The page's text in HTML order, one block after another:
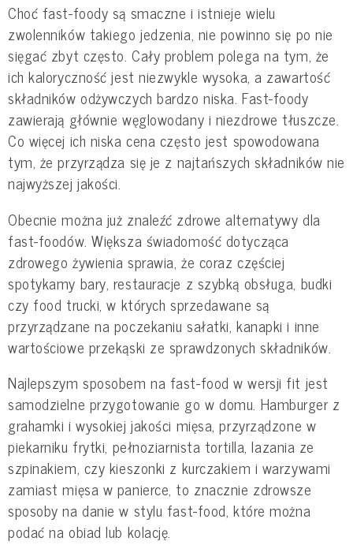
Choć fast-foody są smaczne i istnieje wielu
zwolenników takiego jedzenia, nie powinno się po nie
sięgać zbyt często. Cały problem polega na tym, że
ich kaloryczność jest niezwykle wysoka, a zawartość
składników odżywczych bardzo niska. Fast-foody
zawierają głównie węglowodany i niezdrowe tłuszcze.
Co więcej ich niska cena często jest spowodowana
tym, że przyrządza się je z najtańszych składników nie
najwyższej jakości.
Obecnie można już znaleźć zdrowe alternatywy dla
fast-foodów. Większa świadomość dotycząca
zdrowego żywienia sprawia, że coraz częściej
spotykamy bary, restauracje z szybką obsługa, budki
czy food trucki, w których sprzedawane są
przyrządzane na poczekaniu sałatki, kanapki i inne
wartościowe przekąski ze sprawdzonych składników.
Najlepszym sposobem na fast-food w wersji fit jest
samodzielne przygotowanie go w domu. Hamburger z
grahamki i wysokiej jakości mięsa, przyrządzone w
piekarniku frytki, pełnoziarnista tortilla, lazania ze
szpinakiem, czy kieszonki z kurczakiem i warzywami
zamiast mięsa w panierce, to znacznie zdrowsze
sposoby na danie w stylu fast-food, które można
podać na obiad lub kolację.